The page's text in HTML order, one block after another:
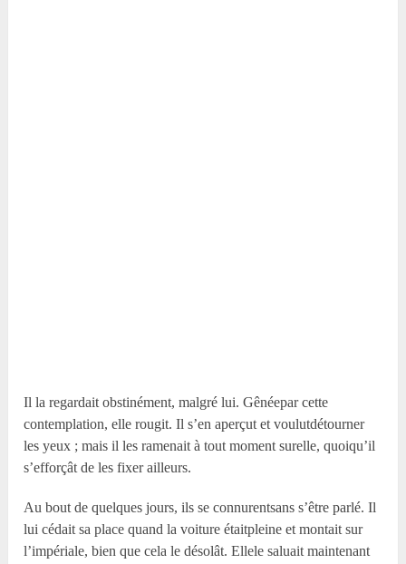
Il la regardait obstinément, malgré lui. Gênéepar cette
contemplation, elle rougit. Il s’en aperçut et voulutdétourner
les yeux ; mais il les ramenait à tout moment surelle, quoiqu’il
s’efforçât de les fixer ailleurs.
Au bout de quelques jours, ils se connurentsans s’être parlé. Il
lui cédait sa place quand la voiture étaitpleine et montait sur
l’impériale, bien que cela le désolât. Ellele saluait maintenant